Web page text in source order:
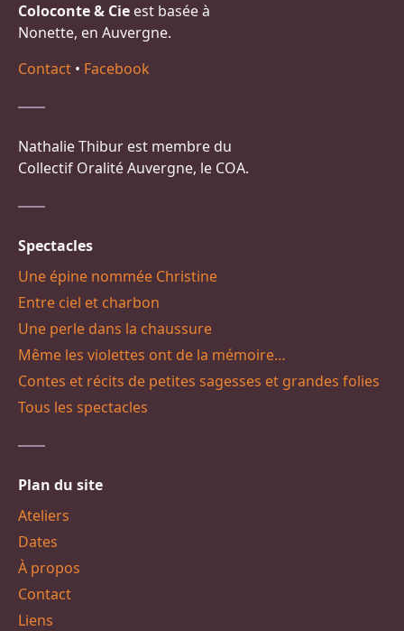
Coloconte & Cie est basée à
Nonette, en Auvergne.
Contact • Facebook
Nathalie Thibur est membre du
Collectif Oralité Auvergne, le COA.
Spectacles
Une épine nommée Christine
Entre ciel et charbon
Une perle dans la chaussure
Même les violettes ont de la mémoire…
Contes et récits de petites sagesses et grandes folies
Tous les spectacles
Plan du site
Ateliers
Dates
À propos
Contact
Liens